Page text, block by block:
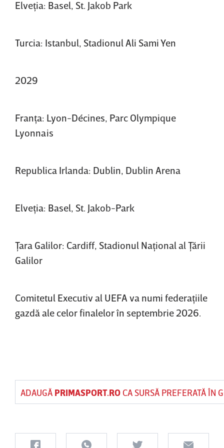
Elveţia: Basel, St. Jakob Park
Turcia: Istanbul, Stadionul Ali Sami Yen
2029
Franţa: Lyon-Décines, Parc Olympique
Lyonnais
Republica Irlanda: Dublin, Dublin Arena
Elveţia: Basel, St. Jakob-Park
Ţara Galilor: Cardiff, Stadionul Naţional al Ţării
Galilor
Comitetul Executiv al UEFA va numi federaţiile
gazdă ale celor finalelor în septembrie 2026.
ADAUGĂ PRIMASPORT.ROCA SURSĂ PREFERATĂ ÎN